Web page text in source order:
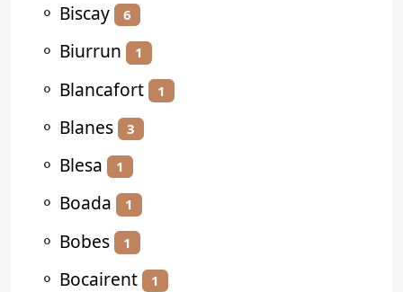
⚬ Biscay 6
⚬ Biurrun 1
⚬ Blancafort 1
⚬ Blanes 3
⚬ Blesa 1
⚬ Boada 1
⚬ Bobes 1
⚬ Bocairent 1